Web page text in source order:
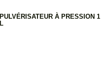
PULVÉRISATEUR À PRESSION 1
L